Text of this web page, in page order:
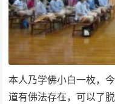
本人乃学佛小白一枚，
道有佛法存在，可以了